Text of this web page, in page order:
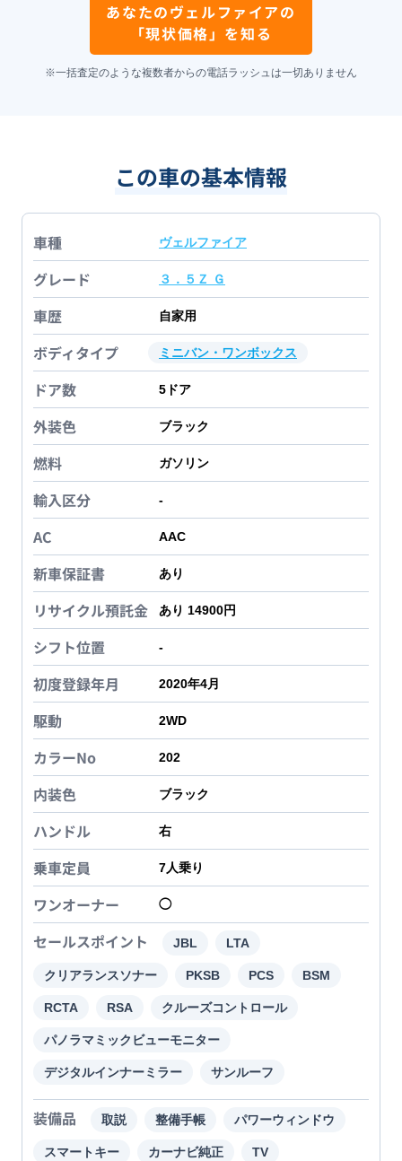
あなたのヴェルファイアの
「現状価格」を知る
※一括査定のような複数者からの電話ラッシュは一切ありません
この車の基本情報
車種 ヴェルファイア
グレード ３．５Ｚ Ｇ
車歴 自家用
ボディタイプ ミニバン・ワンボックス
ドア数 5 ドア
外装色 ブラック
燃料 ガソリン
輸入区分 -
AC AAC
新車保証書 あり
リサイクル預託金 あり 14900円
シフト位置 -
初度登録年月 2020年4月
駆動 2WD
カラーNo 202
内装色 ブラック
ハンドル 右
乗車定員 7人乗り
ワンオーナー ◯
セールスポイント JBL LTA
クリアランスソナー PKSB PCS BSM
RCTA RSA クルーズコントロール
パノラマミックビューモニター
デジタルインナーミラー サンルーフ
装備品 取説 整備手帳 パワーウィンドウ
スマートキー カーナビ純正 TV